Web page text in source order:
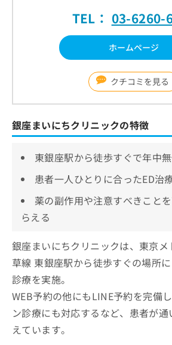
TEL： 03-6260-
ホームページ
クチコミを見る
銀座まいにちクリニックの特徴
東銀座駅から徒歩すぐで年中
患者一人ひとりに合ったED治
薬の副作用や注意すべきこと
らえる
銀座まいにちクリニックは、東京
草線 東銀座駅から徒歩すぐの場所
診療を実施。
WEB予約の他にもLINE予約を完備
ン診療にも対応するなど、患者が
えています。